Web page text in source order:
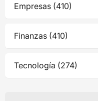
Empresas (410)
Finanzas (410)
Tecnología (274)